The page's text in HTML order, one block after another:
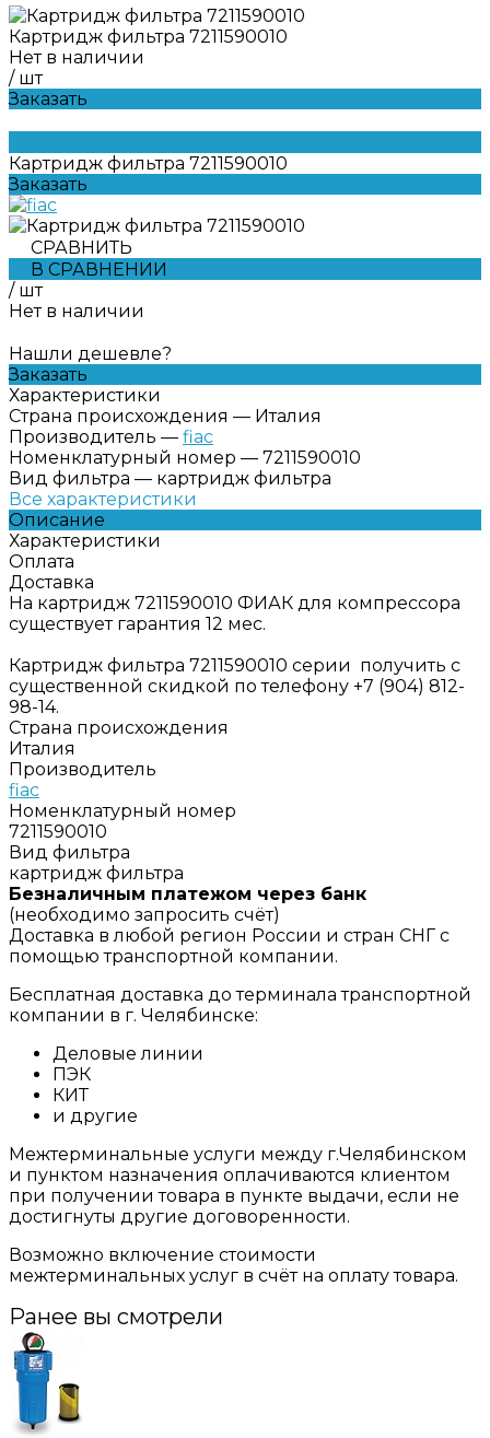
Картридж фильтра 7211590010
Нет в наличии
/ шт
Заказать
Картридж фильтра 7211590010
Заказать
СРАВНИТЬ
В СРАВНЕНИИ
/ шт
Нет в наличии
Нашли дешевле?
Заказать
Характеристики
Страна происхождения — Италия
Производитель — fiac
Номенклатурный номер — 7211590010
Вид фильтра — картридж фильтра
Все характеристики
Описание
Характеристики
Оплата
Доставка
На картридж 7211590010 ФИАК для компрессора
существует гарантия 12 мес.
Картридж фильтра 7211590010 серии получить с
существенной скидкой по телефону +7 (904) 812-
98-14.
Страна происхождения
Италия
Производитель
fiac
Номенклатурный номер
7211590010
Вид фильтра
картридж фильтра
Безналичным платежом через банк
(необходимо запросить счёт)
Доставка в любой регион России и стран СНГ с
помощью транспортной компании.
Бесплатная доставка до терминала транспортной
компании в г. Челябинске:
Деловые линии
ПЭК
КИТ
и другие
Межтерминальные услуги между г.Челябинском
и пунктом назначения оплачиваются клиентом
при получении товара в пункте выдачи, если не
достигнуты другие договоренности.
Возможно включение стоимости
межтерминальных услуг в счёт на оплату товара.
Ранее вы смотрели